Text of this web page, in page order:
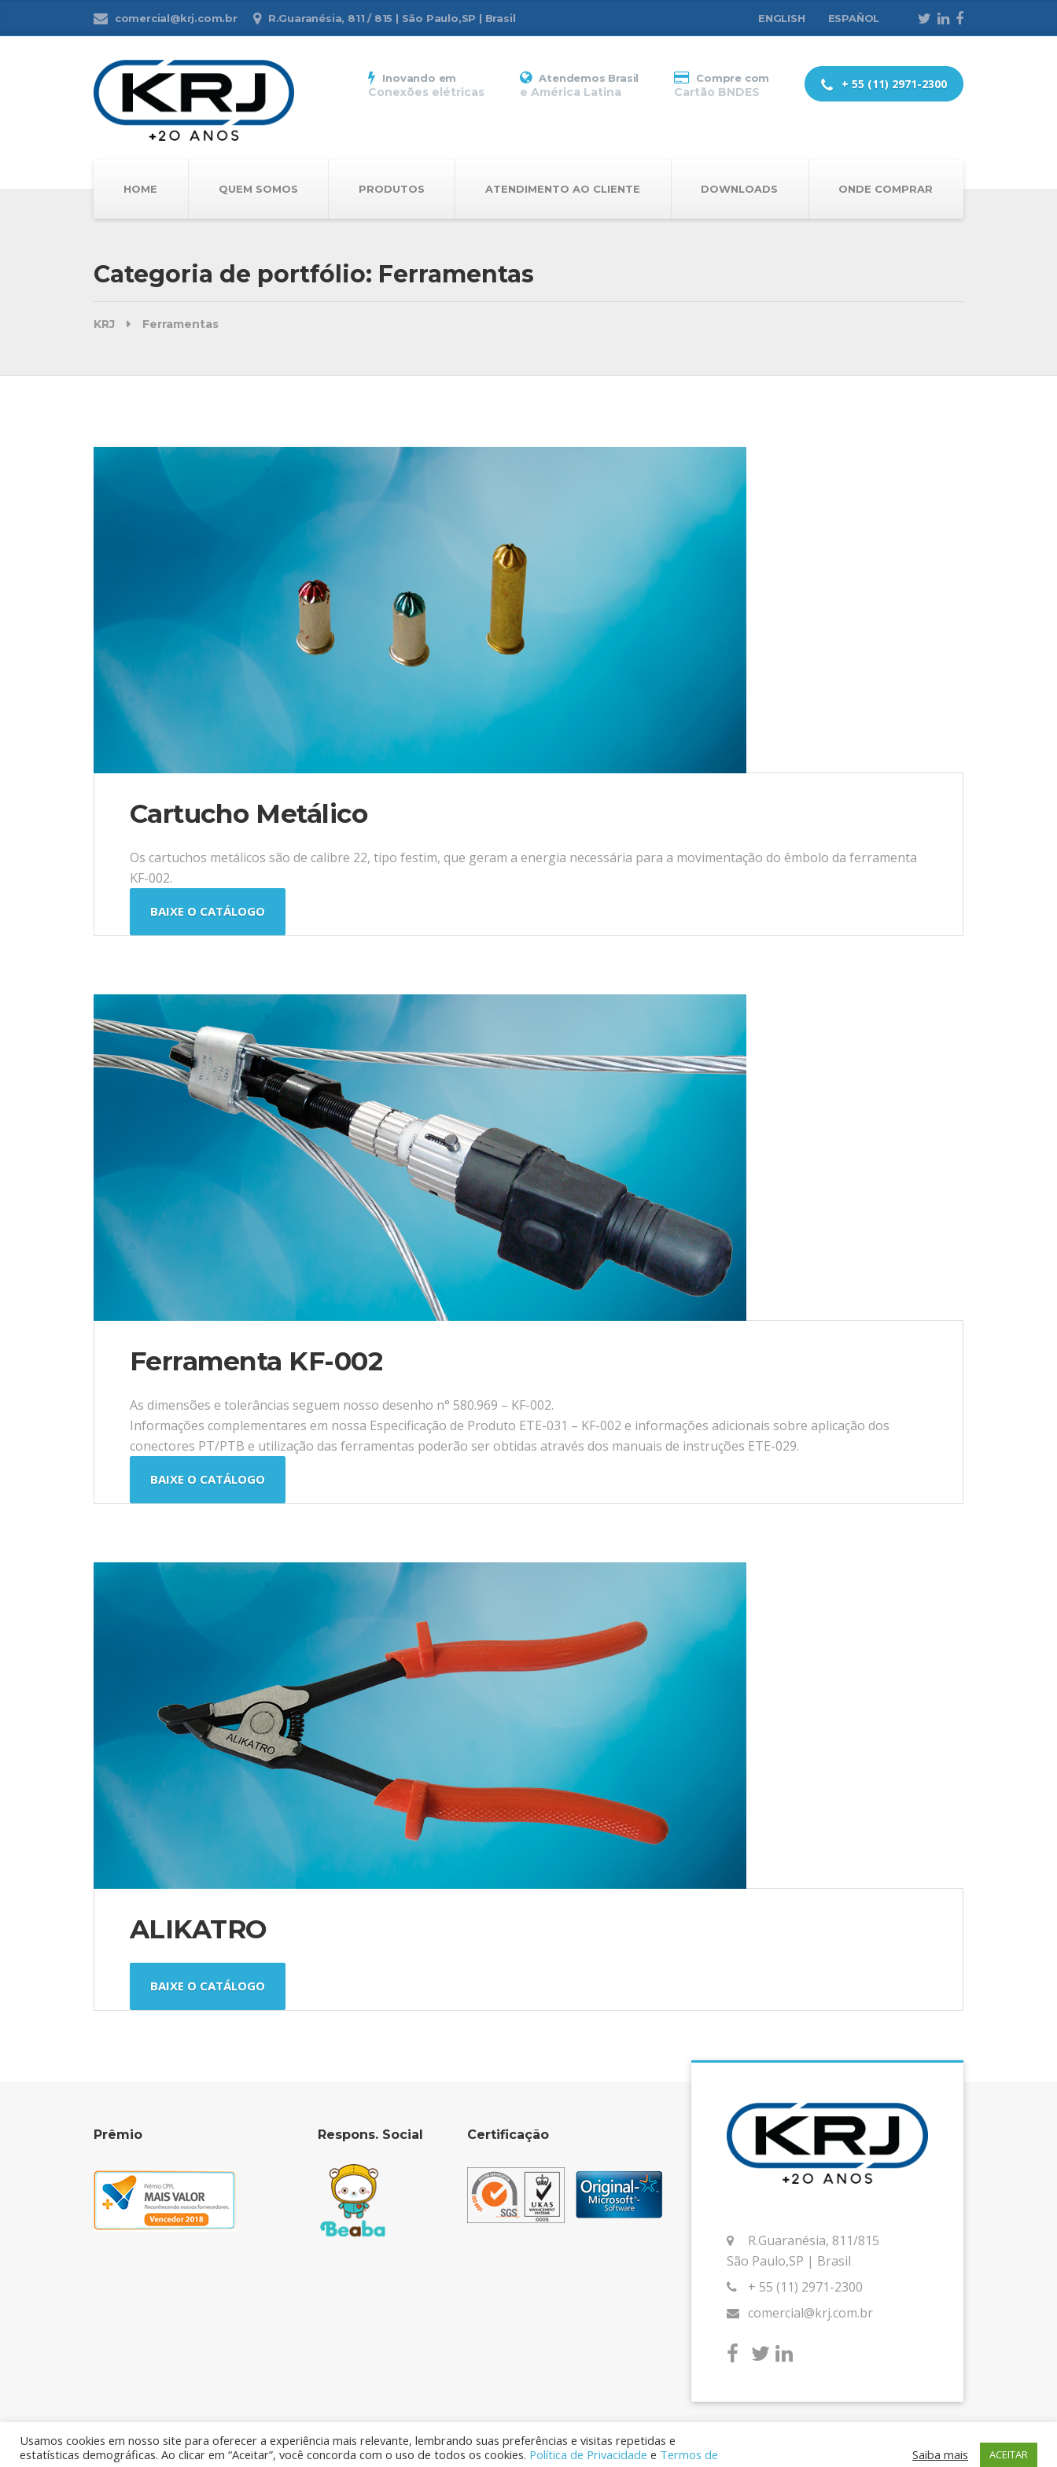
comercial@krj.com.br R.Guaranésia, 811 / 815 | São Paulo,SP | Brasil ENGLISH ESPAÑOL
HOME QUEM SOMOS PRODUTOS ATENDIMENTO AO CLIENTE DOWNLOADS ONDE COMPRAR
Inovando em
Conexões elétricas
Atendemos Brasil
e América Latina
Compre com
Cartão BNDES
+ 55 (11) 2971-2300
Categoria de portfólio: Ferramentas
KRJ Ferramentas
Cartucho Metálico
Os cartuchos metálicos são de calibre 22, tipo festim, que geram a energia necessária para a movimentação do êmbolo da ferramenta
KF-002.
BAIXE O CATÁLOGO
Ferramenta KF-002
As dimensões e tolerâncias seguem nosso desenho n° 580.969 – KF-002.
Informações complementares em nossa Especificação de Produto ETE-031 – KF-002 e informações adicionais sobre aplicação dos
conectores PT/PTB e utilização das ferramentas poderão ser obtidas através dos manuais de instruções ETE-029.
BAIXE O CATÁLOGO
ALIKATRO
BAIXE O CATÁLOGO
Prêmio Respons. Social Certificação
R.Guaranésia, 811/815
São Paulo,SP | Brasil
+ 55 (11) 2971-2300
comercial@krj.com.br
KRJ Indústria e Comércio Ltda.Todos os Direitos Reservados © 2026 by blue media studios
Usamos cookies em nosso site para oferecer a experiência mais relevante, lembrando suas preferências e visitas repetidas e
estatísticas demográficas. Ao clicar em “Aceitar”, você concorda com o uso de todos os cookies. Política de Privacidade e Termos de
Saiba mais ACEITAR